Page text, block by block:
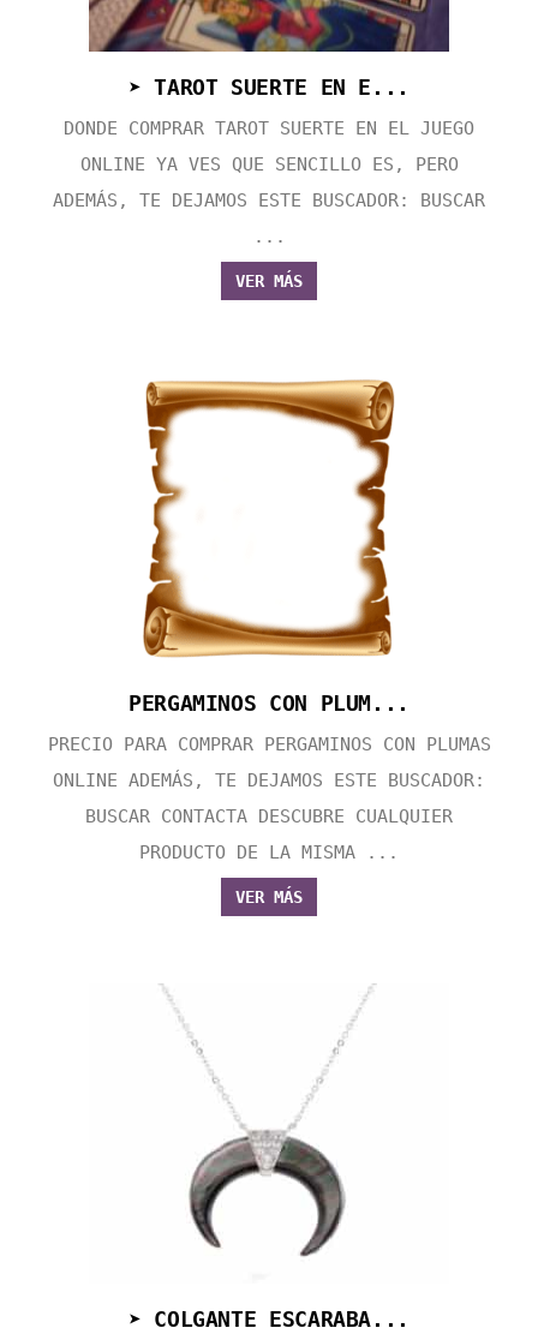
➤ TAROT SUERTE EN E...
DONDE COMPRAR TAROT SUERTE EN EL JUEGO
ONLINE YA VES QUE SENCILLO ES, PERO
ADEMÁS, TE DEJAMOS ESTE BUSCADOR: BUSCAR
...
VER MÁS
PERGAMINOS CON PLUM...
PRECIO PARA COMPRAR PERGAMINOS CON PLUMAS
ONLINE ADEMÁS, TE DEJAMOS ESTE BUSCADOR:
BUSCAR CONTACTA DESCUBRE CUALQUIER
PRODUCTO DE LA MISMA ...
VER MÁS
➤ COLGANTE ESCARABA...